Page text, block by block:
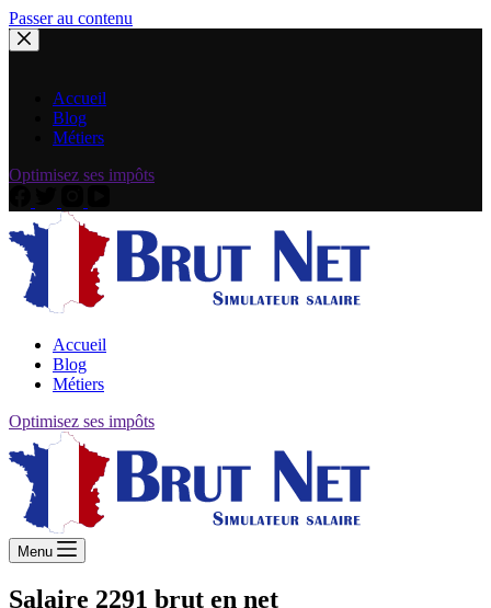
Passer au contenu
Accueil
Blog
Métiers
Optimisez ses impôts
Accueil
Blog
Métiers
Optimisez ses impôts
Menu
Salaire 2291 brut en net